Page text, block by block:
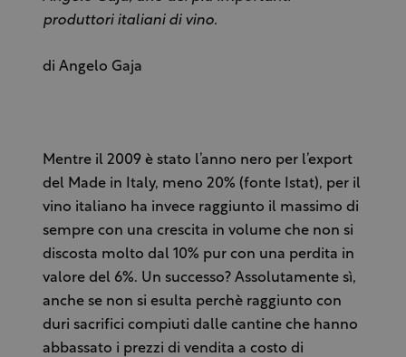
produttori italiani di vino.
di Angelo Gaja
Mentre il 2009 è stato l’anno nero per l’export
del Made in Italy, meno 20% (fonte Istat), per il
vino italiano ha invece raggiunto il massimo di
sempre con una crescita in volume che non si
discosta molto dal 10% pur con una perdita in
valore del 6%. Un successo? Assolutamente sì,
anche se non si esulta perchè raggiunto con
duri sacrifici compiuti dalle cantine che hanno
abbassato i prezzi di vendita a costo di